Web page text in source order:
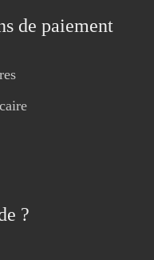
de paiement
?